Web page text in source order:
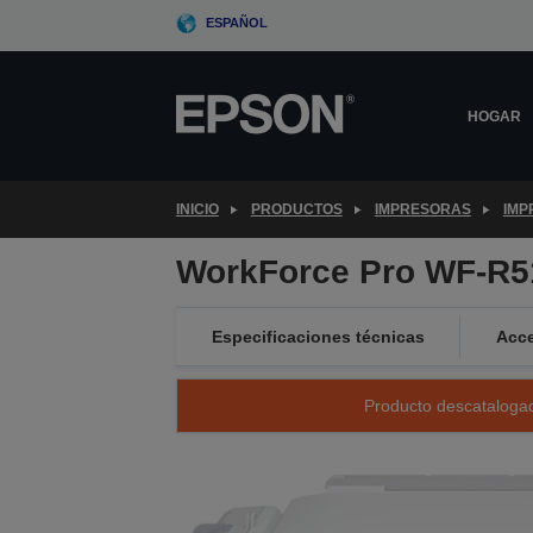
ESPAÑOL
HOGAR
INICIO PRODUCTOS IMPRESORAS
WorkForce Pro WF-
Especificaciones técnicas
Producto